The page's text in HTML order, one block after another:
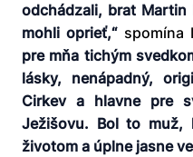
odchádzali, brat
mohli oprieť,“spomína
pre mňa tichým
lásky, nenápadný,
Cirkev a hlavne pre
Ježišovu. Bol to muž,
životom a úplne jasne